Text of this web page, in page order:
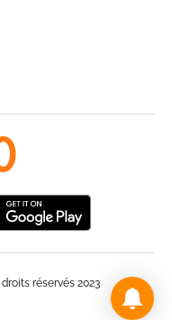
réservés 2023